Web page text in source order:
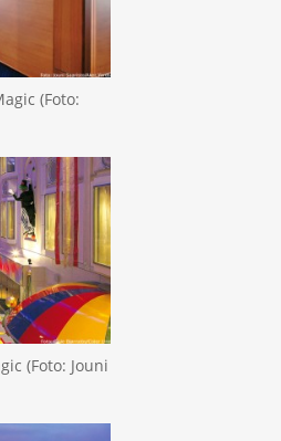
(Foto:
(Foto: Jouni